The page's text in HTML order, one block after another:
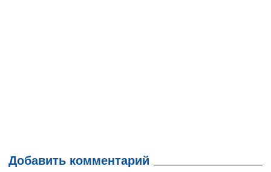
Добавить комментарий